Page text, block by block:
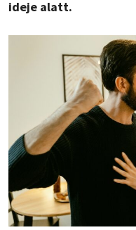
ideje alatt.